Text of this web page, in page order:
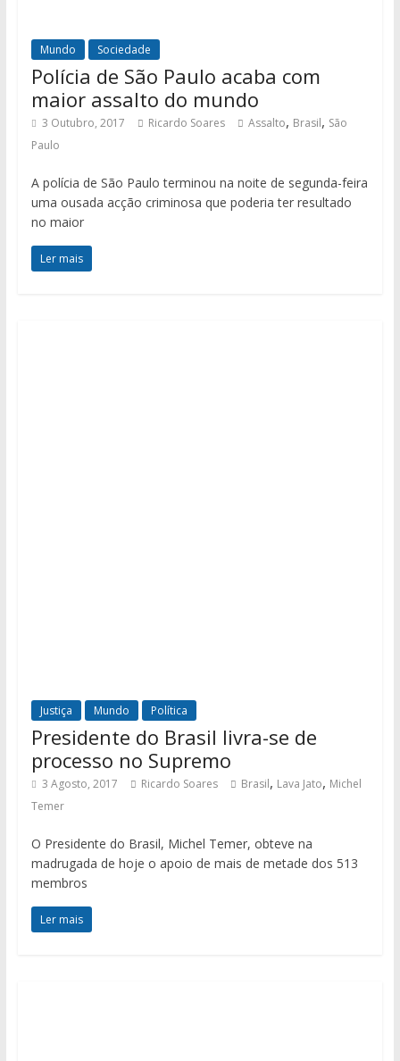
Mundo Sociedade
Polícia de São Paulo acaba com
maior assalto do mundo
3 Outubro, 2017 Ricardo Soares Assalto, Brasil, São
Paulo
A polícia de São Paulo terminou na noite de segunda-feira
uma ousada acção criminosa que poderia ter resultado
no maior
Ler mais
Justiça Mundo Política
Presidente do Brasil livra-se de
processo no Supremo
3 Agosto, 2017 Ricardo Soares Brasil, Lava Jato, Michel
Temer
O Presidente do Brasil, Michel Temer, obteve na
madrugada de hoje o apoio de mais de metade dos 513
membros
Ler mais